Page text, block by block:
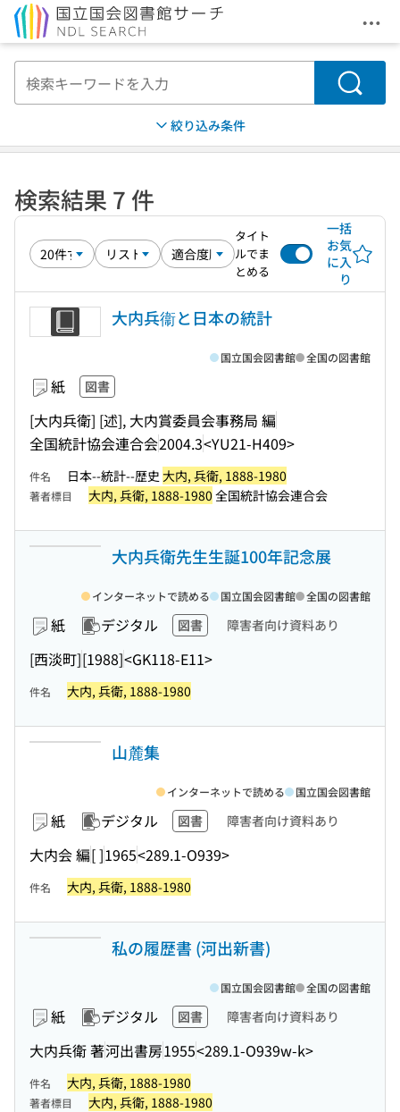
メ
検索
絞り込み条件
検索結果 7 件
タイト
ルでま
とめる
一括
お気
に入
り
大内兵衞と日本の統計
紙 図書
[大内兵衛] [述], 大内賞委員会事務局 編
全国統計協会連合会2004.3<YU21-H409>
国立国会図書館 全国の図書館
件名 日本--統計--歴史 大内, 兵衛, 1888-1980
著者標目 大内, 兵衛, 1888-1980 全国統計協会連合会
大内兵衛先生生誕100年記念展
紙 デジタル 図書 障害者向け資料あり
[西淡町][1988]<GK118-E11>
インターネットで読める 国立国会図書館 全国の図書館
件名 大内, 兵衛, 1888-1980
山麓集
紙 デジタル 図書 障害者向け資料あり
大内会 編[ ]1965<289.1-O939>
インターネットで読める 国立国会図書館
件名 大内, 兵衛, 1888-1980
私の履歴書 (河出新書)
紙 デジタル 図書 障害者向け資料あり
大内兵衛 著河出書房1955<289.1-O939w-k>
国立国会図書館 全国の図書館
件名 大内, 兵衛, 1888-1980
著者標目 大内, 兵衛, 1888-1980